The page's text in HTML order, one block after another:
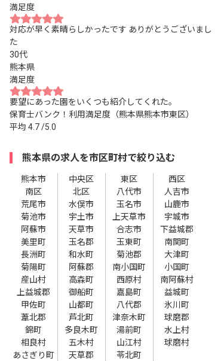
満足度
対応が早く素晴らしかったです ありがとうございまし
た
30代
熊本県
満足度
要望にあった園をいくつも紹介してくれた。
保育士バンク！利用満足度（熊本県熊本市東区）
平均 4.7/5.0
熊本県の求人を市区町村で絞り込む
熊本市 中央区 東区
西区
南区
北区 八代市
人吉市
荒尾市
水俣市 玉名市
山鹿市
菊池市
宇土市 上天草市
宇城市
阿蘇市
天草市 合志市
下益城郡
美里町
玉名郡 玉東町
南関町
長洲町
和水町 菊池郡
大津町
菊陽町
阿蘇郡 南小国町
小国町
産山村
高森町 西原村
南阿蘇村
上益城郡
御船町 嘉島町
益城町
甲佐町
山都町 八代郡
氷川町
葦北郡
芦北町 津奈木町
球磨郡
錦町
多良木町 湯前町
水上村
相良村
五木村 山江村
球磨村
あさぎり町
天草郡 苓北町